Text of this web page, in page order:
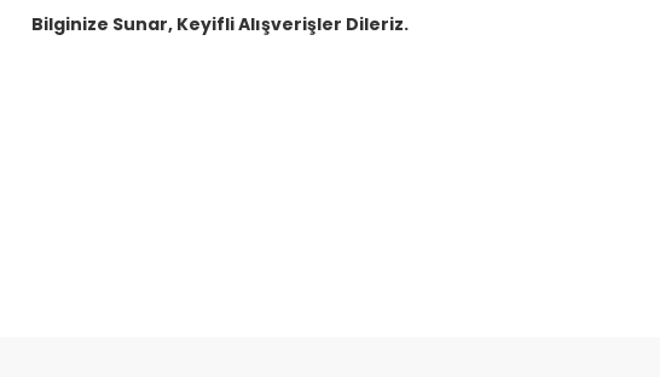
Bilginize Sunar, Keyifli Alışverişler Dileriz.